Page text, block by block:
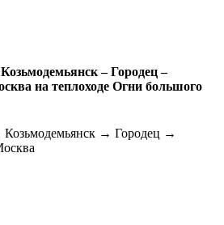
– Городец –
на теплоходе Огни большого
→ Городец →